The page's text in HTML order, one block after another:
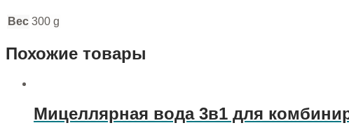
Вес 300 g
Похожие товары
Мицеллярная вода 3в1 для